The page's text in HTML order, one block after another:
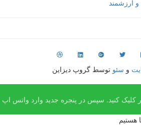
ارزشمند
و سئو توسط گروپ دیزاین
کلیک کنید. سپس در پنجره جدید وارد واتس اپ